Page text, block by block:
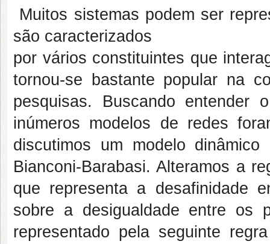
Muitos sistemas podem ser
são caracterizados
por vários constituintes que
tornou-se bastante popular na
pesquisas. Buscando entender
inúmeros modelos de redes
discutimos um modelo
Bianconi-Barabasi. Alteramos a
que representa a desafinidade
sobre a desigualdade entre os
representado pela seguinte